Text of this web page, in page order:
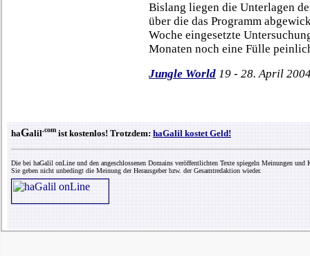
Bislang liegen die Unterlagen
über die das Programm
Woche eingesetzte
Monaten noch eine Fülle
Jungle World 19 - 28. April
haGalil.comist kostenlos! Trotzdem:haGalil kostet Geld!
Die bei haGalil onLine und den angeschlossenen Domains veröffentlichten Texte spiegeln Meinungen und
Sie geben nicht unbedingt die Meinung der Herausgeber bzw. der Gesamtredaktion wieder.